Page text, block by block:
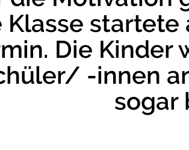
Klasse
Die Kinder
-innen
sogar